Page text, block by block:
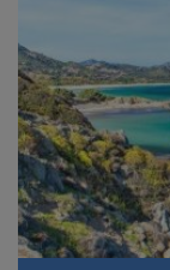
I cookie
degli
non può
cookie
Nome